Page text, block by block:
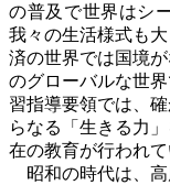
の普及で世界はシ
我々の生活様式も
済の世界では国境
のグローバルな世
習指導要領では、
らなる「生きる力
在の教育が行われて
昭和の時代は、高